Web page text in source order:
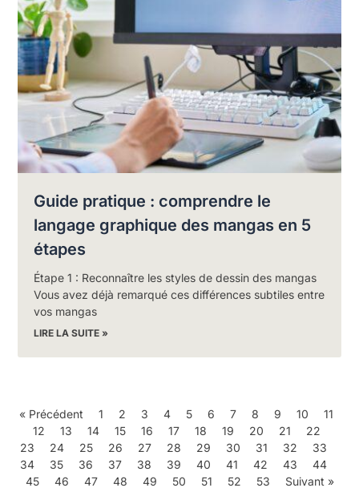
Guide pratique : comprendre le
langage graphique des mangas en 5
étapes
Étape 1 : Reconnaître les styles de dessin des mangas
Vous avez déjà remarqué ces différences subtiles entre
vos mangas
LIRE LA SUITE »
« Précédent 1 2 3 4 5 6 7 8 9 10
11
12
13 14 15 16 17 18 19 20 21
22
23
24 25 26 27 28 29 30 31 32
33
34
35 36 37 38 39 40 41 42 43
44
45
46 47 48 49 50 51 52 53 Suivant »